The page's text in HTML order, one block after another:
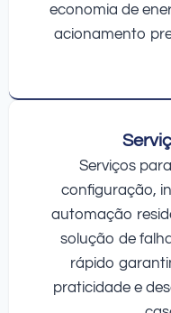
economia de
acionamento
Serviços
configuração,
automação
solução de
rápido
praticidade e